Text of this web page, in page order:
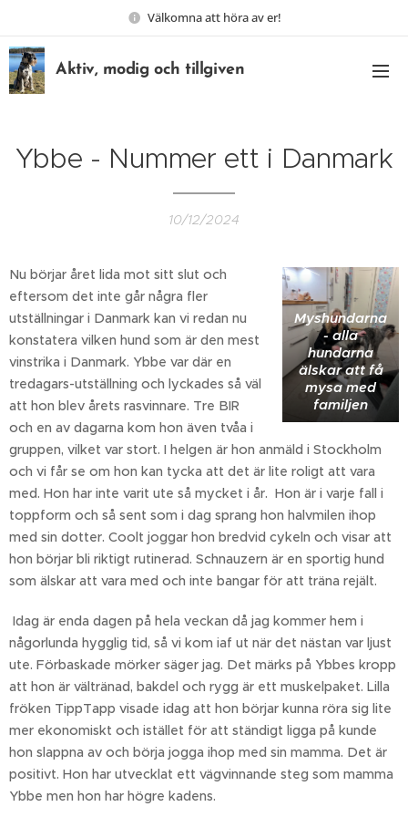
Välkomna att höra av er!
Aktiv, modig och tillgiven
Ybbe - Nummer ett i Danmark
10/12/2024
Myshundarna
- alla
hundarna
älskar att få
mysa med
familjen
Nu börjar året lida mot sitt slut och
eftersom det inte går några fler
utställningar i Danmark kan vi redan nu
konstatera vilken hund som är den mest
vinstrika i Danmark. Ybbe var där en
tredagars-utställning och lyckades så väl
att hon blev årets rasvinnare. Tre BIR
och en av dagarna kom hon även tvåa i
gruppen, vilket var stort. I helgen är hon anmäld i Stockholm
och vi får se om hon kan tycka att det är lite roligt att vara
med. Hon har inte varit ute så mycket i år. Hon är i varje fall i
toppform och så sent som i dag sprang hon halvmilen ihop
med sin dotter. Coolt joggar hon bredvid cykeln och visar att
hon börjar bli riktigt rutinerad. Schnauzern är en sportig hund
som älskar att vara med och inte bangar för att träna rejält.
Idag är enda dagen på hela veckan då jag kommer hem i
någorlunda hygglig tid, så vi kom iaf ut när det nästan var ljust
ute. Förbaskade mörker säger jag. Det märks på Ybbes kropp
att hon är vältränad, bakdel och rygg är ett muskelpaket. Lilla
fröken TippTapp visade idag att hon börjar kunna röra sig lite
mer ekonomiskt och istället för att ständigt ligga på kunde
hon slappna av och börja jogga ihop med sin mamma. Det är
positivt. Hon har utvecklat ett vägvinnande steg som mamma
Ybbe men hon har högre kadens.